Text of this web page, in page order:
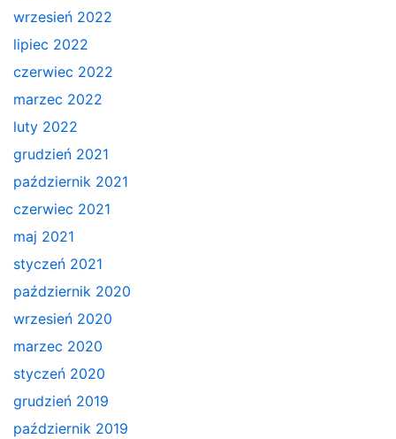
wrzesień 2022
lipiec 2022
czerwiec 2022
marzec 2022
luty 2022
grudzień 2021
październik 2021
czerwiec 2021
maj 2021
styczeń 2021
październik 2020
wrzesień 2020
marzec 2020
styczeń 2020
grudzień 2019
październik 2019